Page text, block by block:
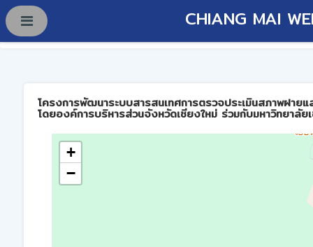
CHIANG MAI
โครงการพัฒนาระบบสารสนเทศการตรวจประเมินสภาพฝาย
โดยองค์การบริหารส่วนจังหวัดเชียงใหม่ ร่วมกับมหาวิทยาลัย
+
−